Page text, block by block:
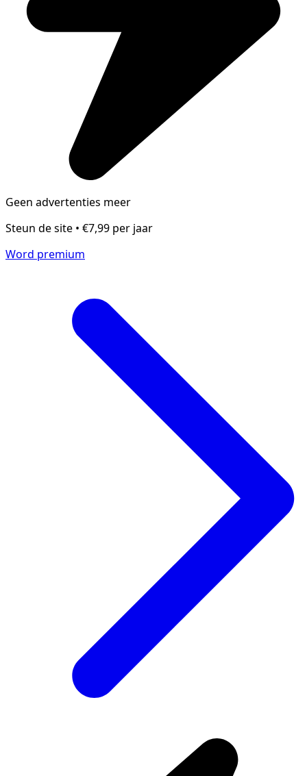
Geen advertenties meer
Steun de site • €7,99 per jaar
Word premium